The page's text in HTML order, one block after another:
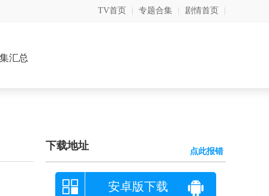
TV首页 专题合集 剧情首页
汇总
下载地址 点此报错
安卓版下载